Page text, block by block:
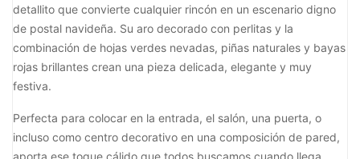
detallito que convierte cualquier rincón en un escenario digno
de postal navideña. Su aro decorado con perlitas y la
combinación de hojas verdes nevadas, piñas naturales y bayas
rojas brillantes crean una pieza delicada, elegante y muy
festiva.
Perfecta para colocar en la entrada, el salón, una puerta, o
incluso como centro decorativo en una composición de pared,
aporta ese toque cálido que todos buscamos cuando llega